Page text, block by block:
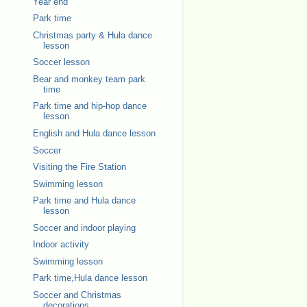
Park time
Christmas party & Hula dance
lesson
Soccer lesson
Bear and monkey team park
time
Park time and hip-hop dance
lesson
English and Hula dance lesson
Soccer
Visiting the Fire Station
Swimming lesson
Park time and Hula dance
lesson
Soccer and indoor playing
Indoor activity
Swimming lesson
Park time,Hula dance lesson
Soccer and Christmas